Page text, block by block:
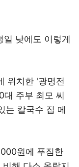
일 낮에도 이렇게
위치한 '광명전
대 주부 최모 씨
는 칼국수 집 메
원에 푸짐한